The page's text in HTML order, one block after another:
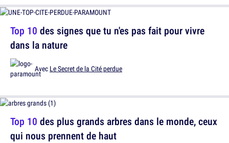
Top 10 des signes que tu n'es pas fait pour vivre
dans la nature
Avec Le Secret de la Cité perdue
Top 10 des plus grands arbres dans le monde, ceux
qui nous prennent de haut